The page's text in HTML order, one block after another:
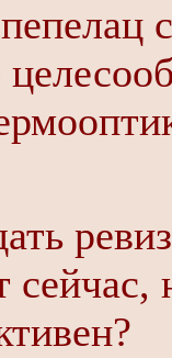
сейчас,